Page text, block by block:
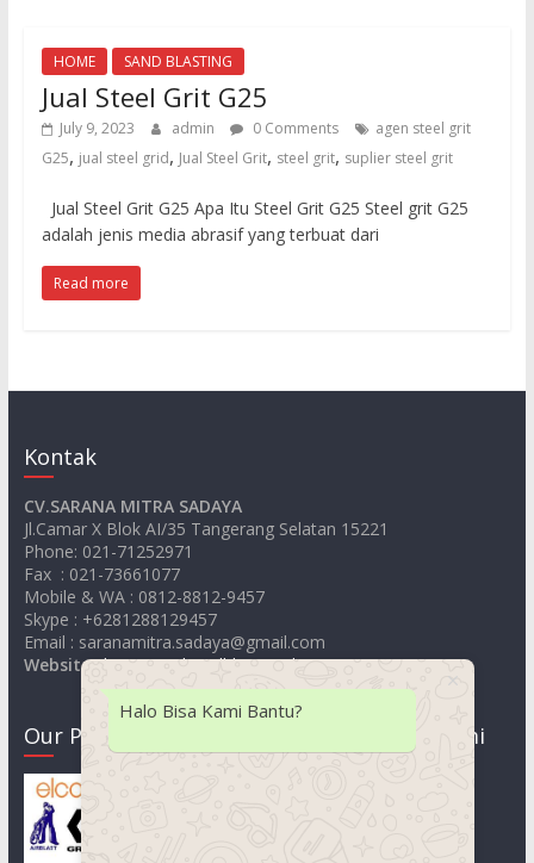
HOME SAND BLASTING
Jual Steel Grit G25
July 9, 2023 admin 0 Comments
agen steel grit
G25, jual steel grid, Jual Steel Grit, steel grit, suplier steel grit
Jual Steel Grit G25 Apa Itu Steel Grit G25 Steel grit G25
adalah jenis media abrasif yang terbuat dari
Read more
Kontak
CV.SARANA MITRA SADAYA
Jl.Camar X Blok AI/35 Tangerang Selatan 15221
Phone: 021-71252971
Fax : 021-73661077
Mobile & WA : 0812-8812-9457
Skype : +6281288129457
Email : saranamitra.sadaya@gmail.com
Website:https://jualsandblastingelcometer.com
Our Product Lokasi Kami
Halo Bisa Kami Bantu?